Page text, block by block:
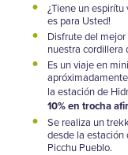
¿Tiene un
es para Usted!
Disfrute del
nuestra cordillera
Es un viaje en
la estaciónde
10% en trocha
Se realiza un
desde la
Picchu Pueblo.